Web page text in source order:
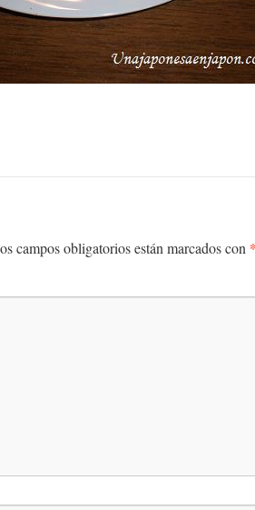
campos obligatorios están marcados con *